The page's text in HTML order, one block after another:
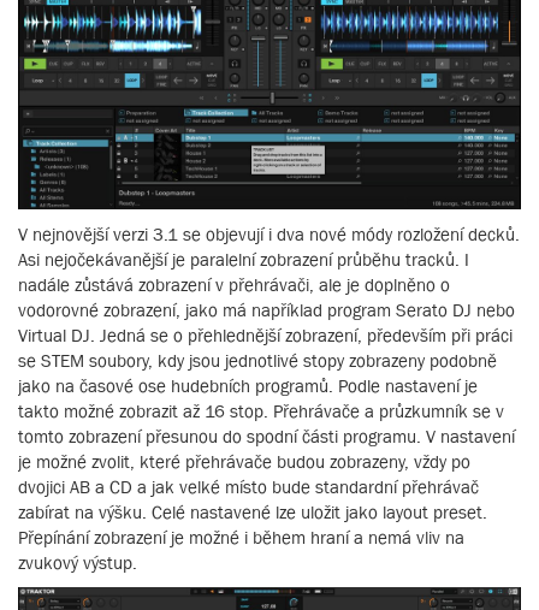
V nejnovější verzi 3.1 se objevují i dva nové módy rozložení decků.
Asi nejočekávanější je paralelní zobrazení průběhu tracků. I
nadále zůstává zobrazení v přehrávači, ale je doplněno o
vodorovné zobrazení, jako má například program Serato DJ nebo
Virtual DJ. Jedná se o přehlednější zobrazení, především při práci
se STEM soubory, kdy jsou jednotlivé stopy zobrazeny podobně
jako na časové ose hudebních programů. Podle nastavení je
takto možné zobrazit až 16 stop. Přehrávače a průzkumník se v
tomto zobrazení přesunou do spodní části programu. V nastavení
je možné zvolit, které přehrávače budou zobrazeny, vždy po
dvojici AB a CD a jak velké místo bude standardní přehrávač
zabírat na výšku. Celé nastavené lze uložit jako layout preset.
Přepínání zobrazení je možné i během hraní a nemá vliv na
zvukový výstup.